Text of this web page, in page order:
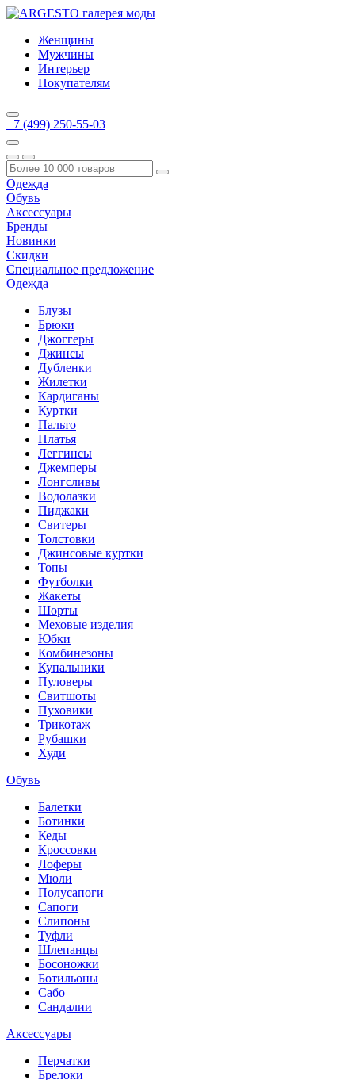
Женщины
Мужчины
Интерьер
Покупателям
+7 (499) 250-55-03
Одежда
Обувь
Аксессуары
Бренды
Новинки
Скидки
Специальное предложение
Одежда
Блузы
Брюки
Джоггеры
Джинсы
Дубленки
Жилетки
Кардиганы
Куртки
Пальто
Платья
Леггинсы
Джемперы
Лонгсливы
Водолазки
Пиджаки
Свитеры
Толстовки
Джинсовые куртки
Топы
Футболки
Жакеты
Шорты
Меховые изделия
Юбки
Комбинезоны
Купальники
Пуловеры
Свитшоты
Пуховики
Трикотаж
Рубашки
Худи
Обувь
Балетки
Ботинки
Кеды
Кроссовки
Лоферы
Мюли
Полусапоги
Сапоги
Слипоны
Туфли
Шлепанцы
Босоножки
Ботильоны
Сабо
Сандалии
Аксессуары
Перчатки
Брелоки